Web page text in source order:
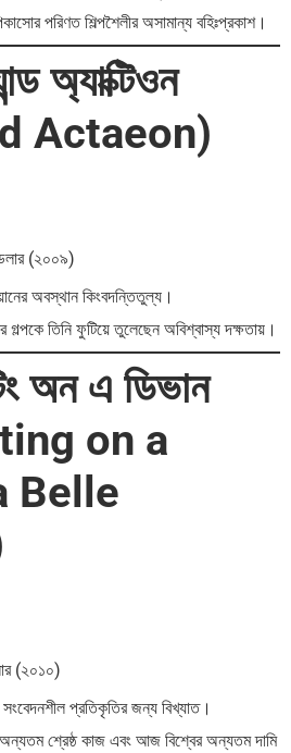
পরিণত শিল্পশৈলীর অসামান্য বহিঃপ্রকাশ।
অ্যাক্টিওন
Actaeon)
ডলার (২০০৯)
অবস্থান কিংবদন্তিতুল্য।
গল্পকে তিনি ফুটিয়ে তুলেছেন অবিশ্বাস্য দক্ষতায়।
অন এ ডিভান
on a
Belle
(২০১০)
সংবেদনশীল প্রতিকৃতির জন্য বিখ্যাত।
অন্যতম শ্রেষ্ঠ কাজ এবং আজ বিশ্বের অন্যতম দামি